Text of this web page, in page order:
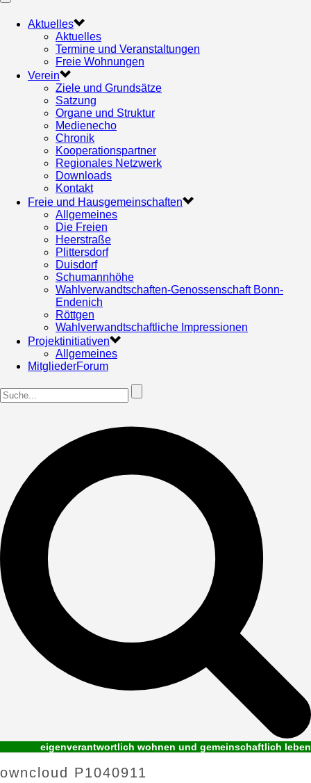
Aktuelles
Aktuelles
Termine und Veranstaltungen
Freie Wohnungen
Verein
Ziele und Grundsätze
Satzung
Organe und Struktur
Medienecho
Chronik
Kooperationspartner
Regionales Netzwerk
Downloads
Kontakt
Freie und Hausgemeinschaften
Allgemeines
Die Freien
Heerstraße
Plittersdorf
Duisdorf
Schumannhöhe
Wahlverwandtschaften-Genossenschaft Bonn-
Endenich
Röttgen
Wahlverwandtschaftliche Impressionen
Projektinitiativen
Allgemeines
MitgliederForum
eigenverantwortlich wohnen und gemeinschaftlich leben
owncloud P1040911